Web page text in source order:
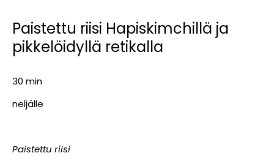
Paistettu riisi Hapiskimchillä ja
pikkelöidyllä retikalla
30 min
neljälle
Paistettu riisi